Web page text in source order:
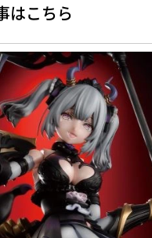
はこちら